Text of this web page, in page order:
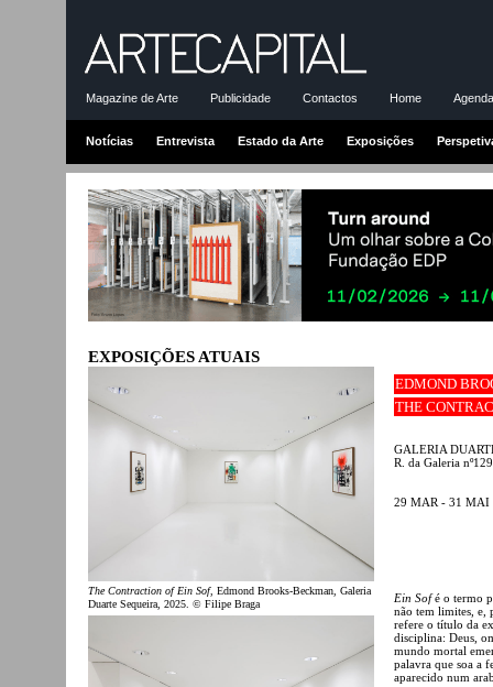
Magazine de Arte Publicidade Contactos Home
Notícias Entrevista Estado da Arte Exposições
EXPOSIÇÕES ATUAIS
The Contraction of Ein Sof, Edmond Brooks-Beckman, Galeria
Duarte Sequeira, 2025. © Filipe Braga
EDMOND
THE
GALERIA
R. da Galeria
29 MAR - 31 MAI
Ein Sofé o termo
não tem limites, e,
refere o título da
disciplina: Deus,
mundo mortal
palavra que soa a
aparecido num